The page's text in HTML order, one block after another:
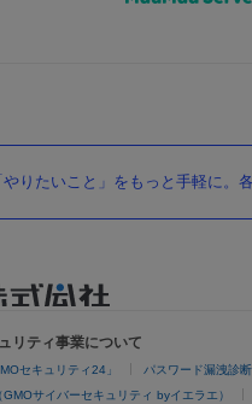
りたいこと」をもっと手軽に。
リティ事業について
セキュリティ24」 パスワード漏洩診断
サイバーセキュリティ byイエラエ）